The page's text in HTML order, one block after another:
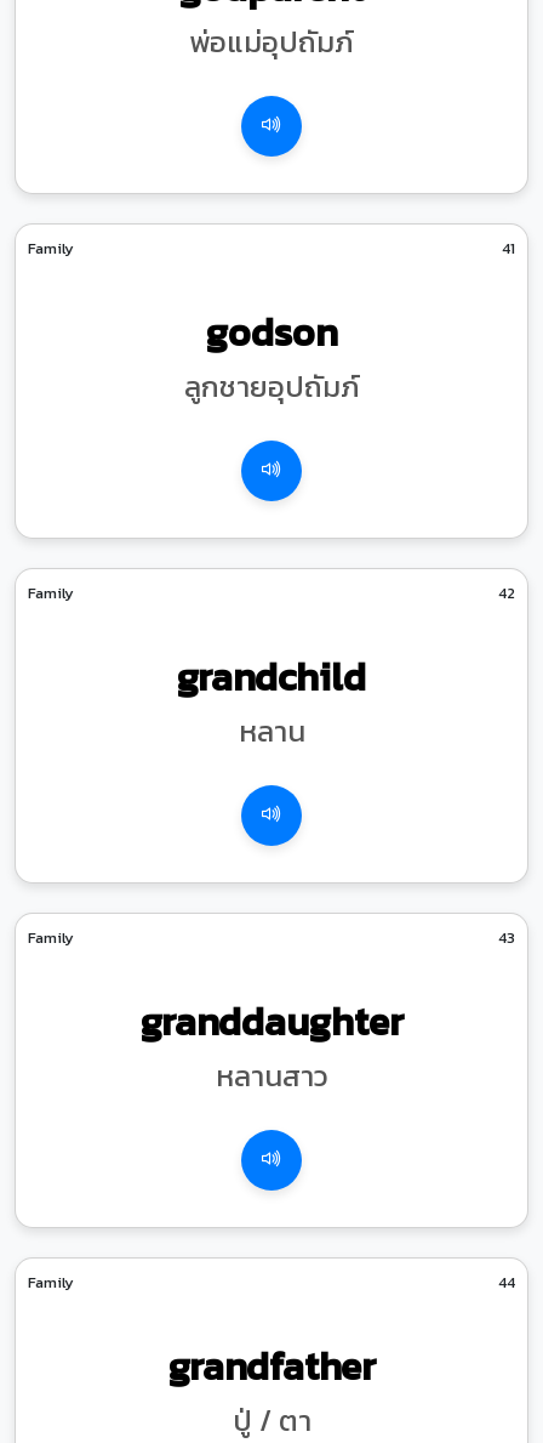
พ่อแม่อุปถัมภ์
Family 41
godson
ลูกชายอุปถัมภ์
Family 42
grandchild
หลาน
Family 43
granddaughter
หลานสาว
Family 44
grandfather
ปู่ / ตา